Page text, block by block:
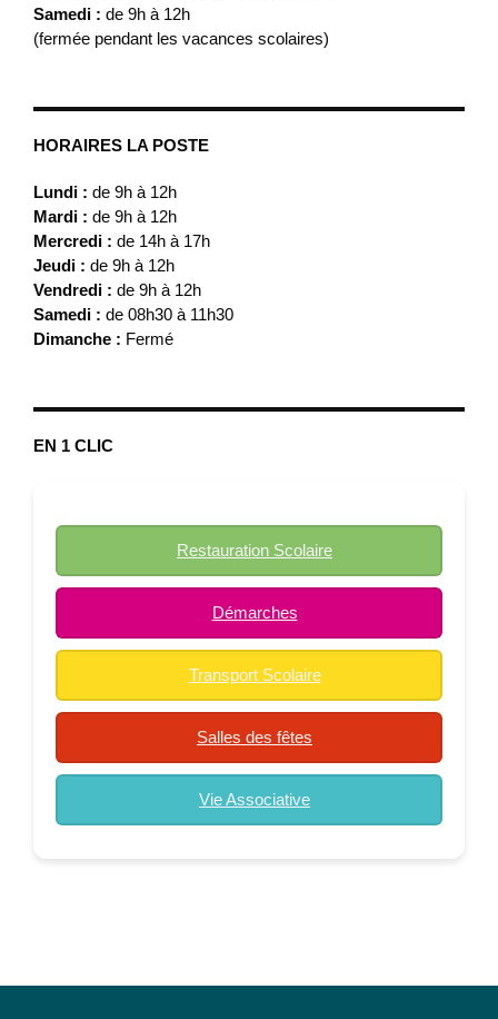
Samedi : de 9h à 12h
(fermée pendant les vacances scolaires)
HORAIRES LA POSTE
Lundi : de 9h à 12h
Mardi : de 9h à 12h
Mercredi : de 14h à 17h
Jeudi : de 9h à 12h
Vendredi : de 9h à 12h
Samedi : de 08h30 à 11h30
Dimanche : Fermé
EN 1 CLIC
Restauration Scolaire
Démarches
Transport Scolaire
Salles des fêtes
Vie Associative